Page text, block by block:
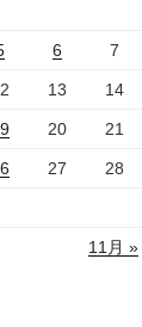
6 7
13 14
20 21
27 28
11月 »